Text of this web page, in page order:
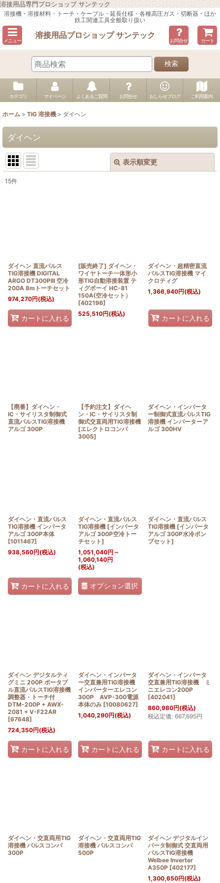
溶接用品専門プロショップ サンテック
溶接機・溶接材料・トーチ・ケーブル・延長仕様・各種高圧ガス・切断器・ほか
鉄工関連工具全般取り扱い
メニュー
溶接用品プロショップ サンテック
お問合せ カート
検索
カテゴリ マイページ よくあるご質問 お問合せ おしらせブログ ご利用案内
ホーム > TIG 溶接機 > ダイヘン
ダイヘン
表示順変更
15件
ダイヘン 直流パルス
TIG溶接機 DIGITAL
ARGO DT300PIII 空冷
200A 8mトーチセット
974,270円(税込)
カートに入れる
[販売終了] ダイヘン・
ワイヤトーチ一体形小
形TIG自動溶接装置 テ
ィグボーイ HC-81
150A(空冷セット）
[402196]
525,510円(税込)
ダイヘン・超精密直流
パルスTIG溶接機 マイ
クロティグ
1,366,940円(税込)
カートに入れる
【廃番】ダイヘン・
IC・サイリスタ制御式
直流パルスTIG溶接機
アルゴ 300P
【予約注文】ダイヘ
ン・IC・サイリスタ制
御式交直両用TIG溶接機
[エレクトロコンパ
300S]
ダイヘン・インバータ
ー制御式直流パルスTIG
溶接機 インバーターア
ルゴ 300HV
ダイヘン・直流パルス
TIG溶接機 インバータ
アルゴ 300P本体
[1011467]
938,560円(税込)
カートに入れる
ダイヘン・直流パルス
TIG溶接機 [インバータ
アルゴ 300P空冷トー
チセット]
1,051,040円 ～
1,060,140円
(税込)
オプション選択
ダイヘン・直流パルス
TIG溶接機 [インバータ
アルゴ 300P水冷ポン
プセット]
ダイヘン デジタルティ
グミニ 200P ポータブ
ル直流パルスTIG溶接機
調整器・トーチ付
DTM-200P + AWX-
2081 + V-F22AR
[67648]
724,350円(税込)
カートに入れる
ダイヘン・インバータ
ー交直兼用TIG溶接機
インバーターエレコン
300P AVP-300電源
本体のみ [10080627]
1,040,290円(税込)
カートに入れる
ダイヘン・インバータ
交直兼用TIG溶接機 ミ
ニエレコン200P
[402041]
860,980円(税込)
税込定価 : 667,695円
カートに入れる
ダイヘン・交直両用TIG
溶接機 パルスコンパ
300P
ダイヘン・交直両用TIG
溶接機 パルスコンパ
500P
ダイヘン デジタルイン
バータ制御式 交直両用
パルスTIG溶接機
Welbee Inverter
A350P [402177]
1,300,650円(税込)